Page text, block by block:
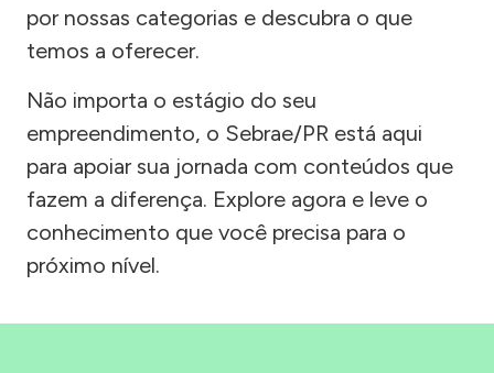
por nossas categorias e descubra o que
temos a oferecer.
Não importa o estágio do seu
empreendimento, o Sebrae/PR está aqui
para apoiar sua jornada com conteúdos que
fazem a diferença. Explore agora e leve o
conhecimento que você precisa para o
próximo nível.